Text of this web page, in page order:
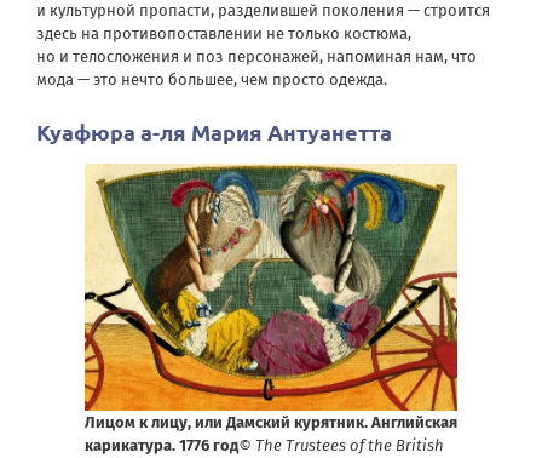
и культурной пропасти, разделившей поколения — строится
здесь на противопоставлении не только костюма,
но и телосложения и поз персонажей, напоминая нам, что
мода — это нечто большее, чем просто одежда.
Куафюра а-ля Мария Антуанетта
Лицом к лицу, или Дамский курятник. Английская
карикатура. 1776 год© The Trustees of the British